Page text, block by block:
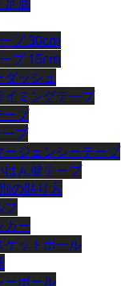
プ 30cm
プ 15cm
ダッシュ
イミングテープ
ープ
プ
ージェンシーテープ
はん健テープ
の貼り方
フ
カー
ケットボール
ーボール